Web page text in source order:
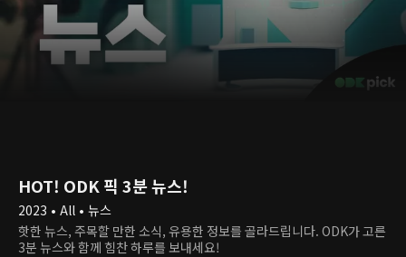
HOT! ODK 픽 3분 뉴스!
2023 • All • 뉴스
핫한 뉴스, 주목할 만한 소식, 유용한 정보를 골라드립니다. ODK가 고른
3분 뉴스와 함께 힘찬 하루를 보내세요!